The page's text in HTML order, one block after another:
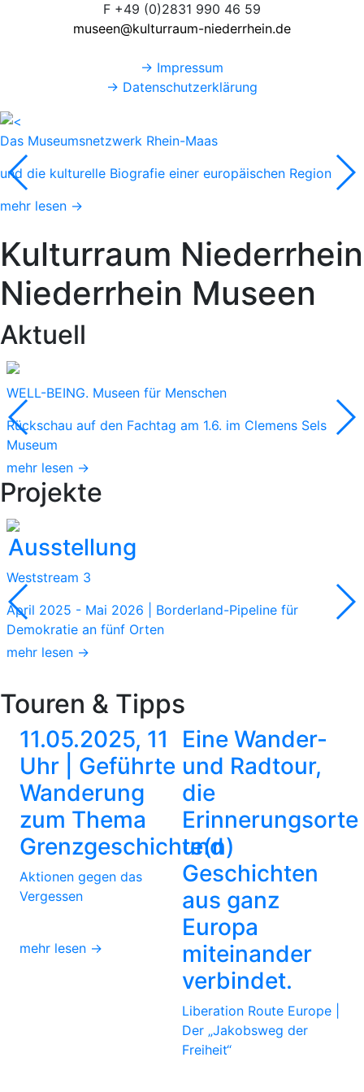
F +49 (0)2831 990 46 59
museen@kulturraum-niederrhein.de
→ Impressum
→ Datenschutzerklärung
Das Museumsnetzwerk Rhein-Maas
und die kulturelle Biografie einer europäischen Region
mehr lesen →
Kulturraum Niederrhein
Niederrhein Museen
Aktuell
WELL-BEING. Museen für Menschen
Rückschau auf den Fachtag am 1.6. im Clemens Sels
Museum
mehr lesen →
Projekte
Ausstellung
Weststream 3
April 2025 - Mai 2026 | Borderland-Pipeline für
Demokratie an fünf Orten
mehr lesen →
Touren & Tipps
11.05.2025, 11
Uhr | Geführte
Wanderung
zum Thema
Grenzgeschichte(n)
Aktionen gegen das
Vergessen
mehr lesen →
Eine Wander-
und Radtour,
die
Erinnerungsorte
und
Geschichten
aus ganz
Europa
miteinander
verbindet.
Liberation Route Europe |
Der „Jakobsweg der
Freiheit“